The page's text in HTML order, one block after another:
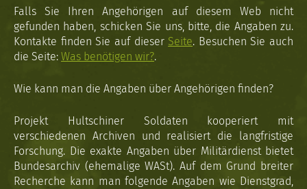
Falls Sie Ihren Angehörigen auf diesem Web nicht
gefunden haben, schicken Sie uns, bitte, die Angaben zu.
Kontakte finden Sie auf dieser Seite. Besuchen Sie auch
die Seite: Was benötigen wir?.
Wie kann man die Angaben über Angehörigen finden?
Projekt Hultschiner Soldaten kooperiert mit
verschiedenen Archiven und realisiert die langfristige
Forschung. Die exakte Angaben über Militärdienst bietet
Bundesarchiv (ehemalige WASt). Auf dem Grund breiter
Recherche kann man folgende Angaben wie Dienstgrad,